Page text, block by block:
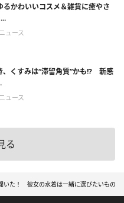
るかわいいコスメ＆雑貨に癒やさ
ュース
、くすみは“滞留角質”かも!? 新感
ュース
る
いた！ 彼女の水着は一緒に選びたいもの？